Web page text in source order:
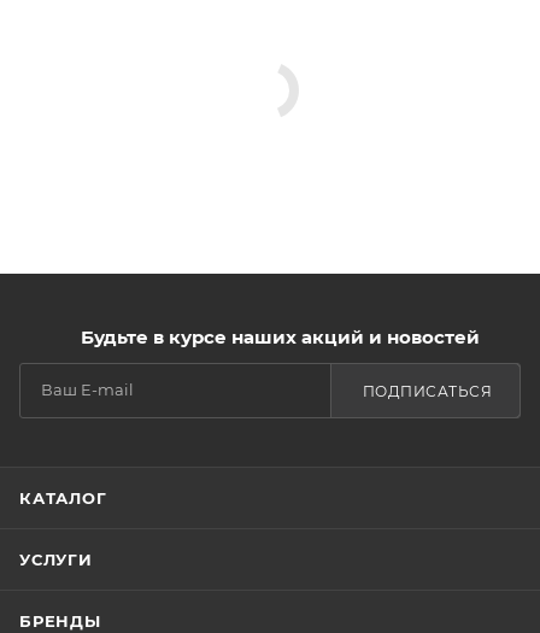
Будьте в курсе наших акций и новостей
ПОДПИСАТЬСЯ
КАТАЛОГ
УСЛУГИ
БРЕНДЫ